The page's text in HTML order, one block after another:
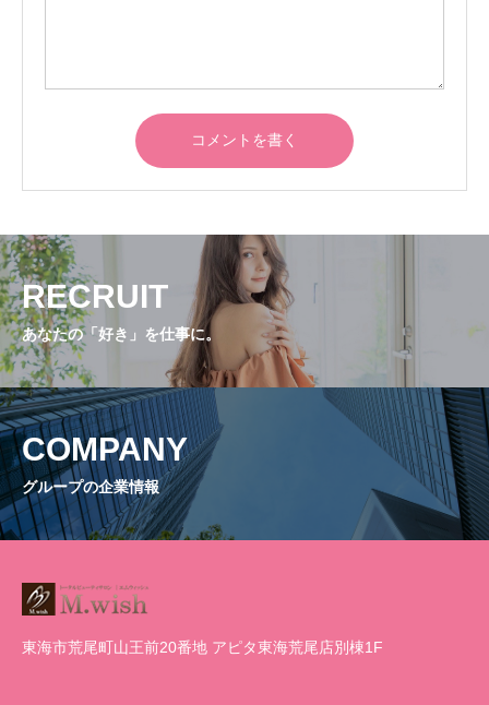
RECRUIT
あなたの「好き」を仕事に。
COMPANY
グループの企業情報
東海市荒尾町山王前20番地 アピタ東海荒尾店別棟1F